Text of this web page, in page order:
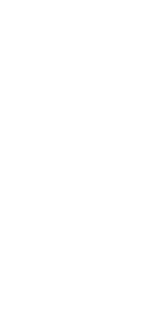
a byli jsme velmi spokojeni. Pokoj byl každý den
drinků. Personál na barech byl velmi milý a ochotný. Moře bylo
pláži. Vždy jsme bez problémů našli volná
a skvělý přístup. Večerní program mohl být pestřejší, ale celkový
zklamání bylo označení hotelu jako 16+, přestože